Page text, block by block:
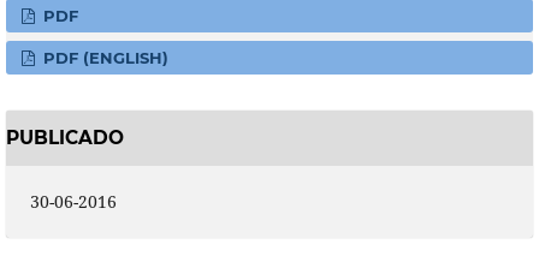
PDF
PDF (ENGLISH)
PUBLICADO
30-06-2016